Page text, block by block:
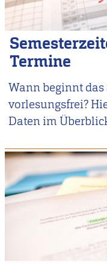
Termine
Wann beginnt das
vorlesungsfrei?
Daten im